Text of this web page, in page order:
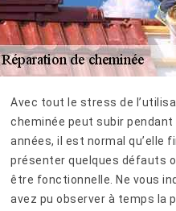
Avec tout le stress de
cheminée peut subir pendant
années, il est normal qu’elle
présenter quelques défauts
être fonctionnelle. Ne vous
avez pu observer à temps la